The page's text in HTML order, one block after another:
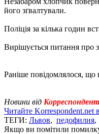
його зґвалтували.
Поліція за кілька годин
Вирішується питання про
Раніше повідомлялося, що
Новини від
Читайте Korrespondent.net
ТЕГИ: Львов, педофилия,
Якщо ви помітили